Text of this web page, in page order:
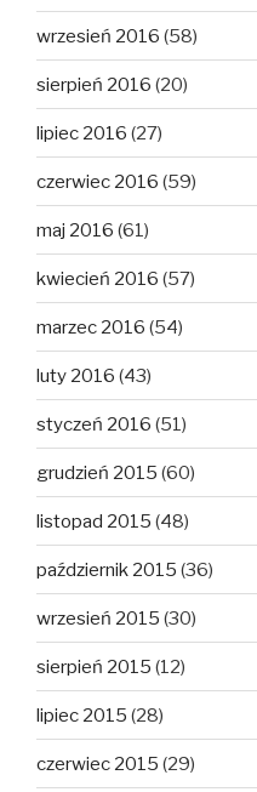
wrzesień 2016 (58)
sierpień 2016 (20)
lipiec 2016 (27)
czerwiec 2016 (59)
maj 2016 (61)
kwiecień 2016 (57)
marzec 2016 (54)
luty 2016 (43)
styczeń 2016 (51)
grudzień 2015 (60)
listopad 2015 (48)
październik 2015 (36)
wrzesień 2015 (30)
sierpień 2015 (12)
lipiec 2015 (28)
czerwiec 2015 (29)